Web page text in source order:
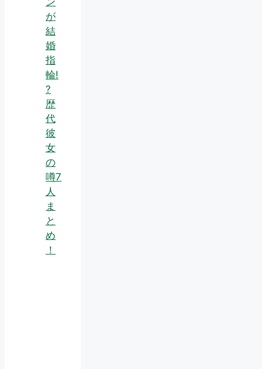
が
結
婚
指
輪!
?
歴
代
彼
女
の
噂7
人
ま
と
め
！